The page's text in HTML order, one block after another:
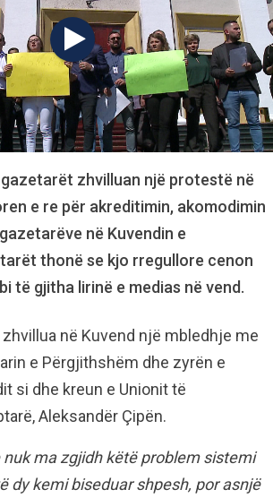
zhvilluan një protestë në
e re për akreditimin, akomodimin
në Kuvendin e
thonë se kjo rregullore cenon
të gjitha lirinë e medias në vend.
në Kuvend një mbledhje me
e Përgjithshëm dhe zyrën e
si dhe kreun e Unionit të
Aleksandër Çipën.
ma zgjidh këtë problem sistemi
dy kemi biseduar shpesh, por asnjë